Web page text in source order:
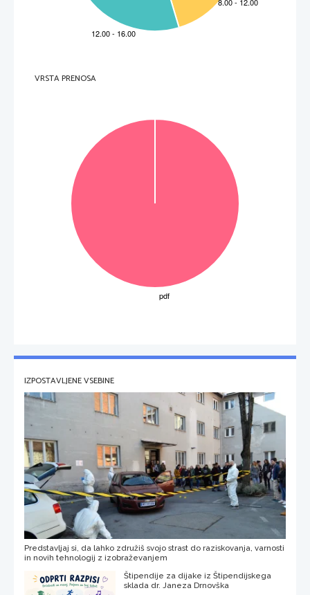
3.  Which animals can act as dentists?
________________________________________________________________
4.  What was an ill tooth extracted by?
6.  What are especially birds inclined to?
VRSTA PRENOSA
IZPOSTAVLJENE VSEBINE
Predstavljaj si, da lahko združiš svojo strast do raziskovanja, varnosti
in novih tehnologij z izobraževanjem
Štipendije za dijake iz Štipendijskega
sklada dr. Janeza Drnovška